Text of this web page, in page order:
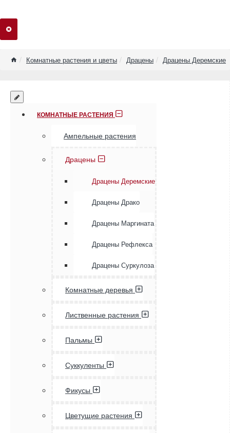
homeКомнатные растения и цветы Драцены Драцены Деремские
КОМНАТНЫЕ РАСТЕНИЯ
Ампельные растения
Драцены
Драцены Деремские
Драцены Драко
Драцены Маргината
Драцены Рефлекса
Драцены Суркулоза
Комнатные деревья
Лиственные растения
Пальмы
Суккуленты
Фикусы
Цветущие растения